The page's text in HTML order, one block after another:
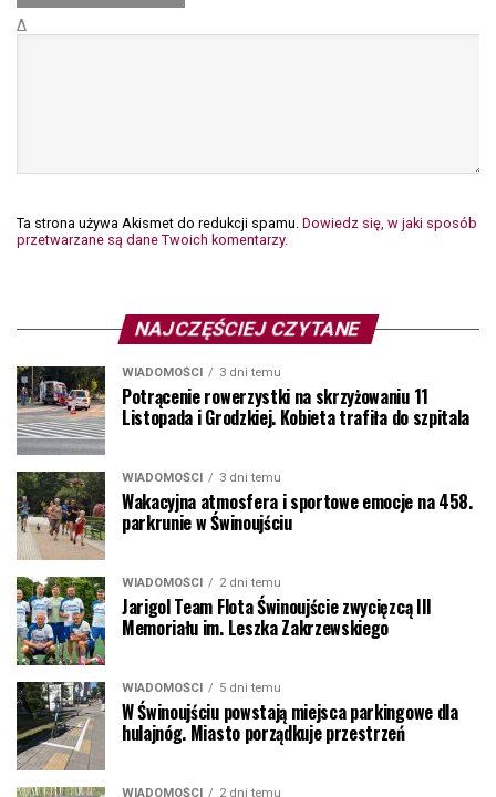
Δ
Ta strona używa Akismet do redukcji spamu. Dowiedz się, w jaki sposób
przetwarzane są dane Twoich komentarzy.
NAJCZĘŚCIEJ CZYTANE
WIADOMOŚCI 3 dni temu
Potrącenie rowerzystki na skrzyżowaniu 11
Listopada i Grodzkiej. Kobieta trafiła do szpitala
WIADOMOŚCI 3 dni temu
Wakacyjna atmosfera i sportowe emocje na 458.
parkrunie w Świnoujściu
WIADOMOŚCI 2 dni temu
Jarigol Team Flota Świnoujście zwycięzcą III
Memoriału im. Leszka Zakrzewskiego
WIADOMOŚCI 5 dni temu
W Świnoujściu powstają miejsca parkingowe dla
hulajnóg. Miasto porządkuje przestrzeń
WIADOMOŚCI 2 dni temu